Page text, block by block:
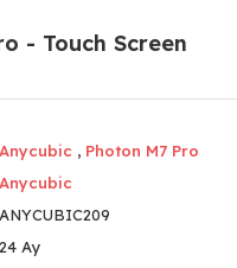
- Touch Screen
Anycubic , Photon M7 Pro
Anycubic
ANYCUBIC209
24 Ay